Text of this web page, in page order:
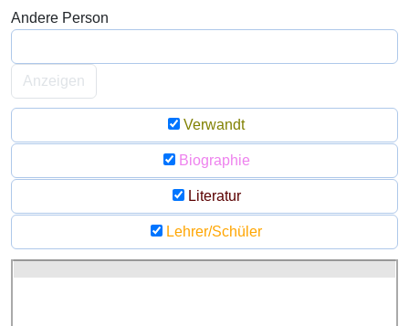
Andere Person
Anzeigen
Verwandt
Biographie
Literatur
Lehrer/Schüler